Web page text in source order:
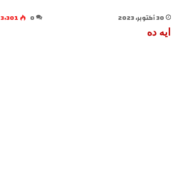
30 أكتوبر، 2023 0
3٬301
ايه ده